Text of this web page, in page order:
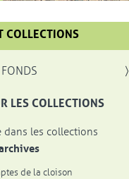
COLLECTIONS
, OUVRE UNE
LES COLLECTIONS,
dans les collections
de la cloison